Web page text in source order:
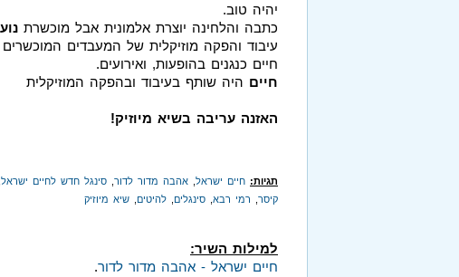
יהיה טוב.
כתבה והלחינה יוצרת אלמונית אבל מוכשרת
עיבוד והפקה מוזיקלית של המעבדים המוכשרים
חיים כנגנים בהופעות, ואירועים.
חיים היה שותף בעיבוד ובהפקה המוזיקלית
האזנה עריבה בשיא מיוזיק!
תגיות: חיים ישראל אהבה מדור לדור סינגל חדש לחיים ישראל
קיסר
רמי רבא סינגלים להיטים שיא מיוזיק
למילות השיר:
חיים ישראל - אהבה מדור לדור.